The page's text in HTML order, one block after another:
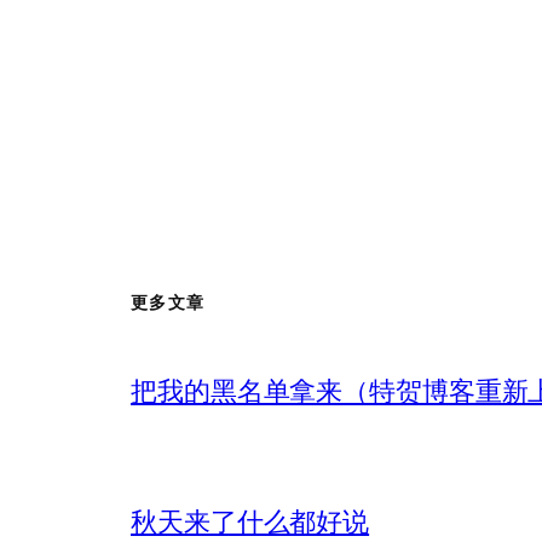
更多文章
把我的黑名单拿来（特贺博客重新
秋天来了什么都好说